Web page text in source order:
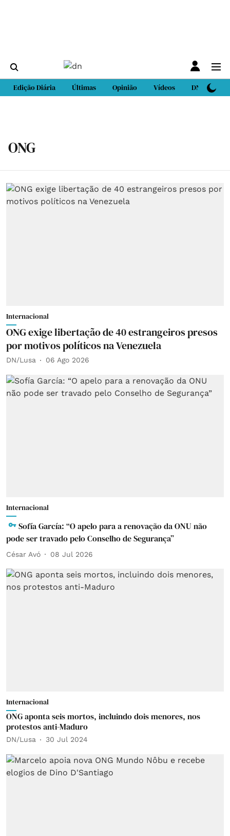
Edição Diária Últimas Opinião Vídeos DN Sport
ONG
Internacional
ONG exige libertação de 40 estrangeiros presos
por motivos políticos na Venezuela
DN/Lusa 06 Ago 2026
Internacional
Sofía García: “O apelo para a renovação da ONU não
pode ser travado pelo Conselho de Segurança”
César Avó 08 Jul 2026
Internacional
ONG aponta seis mortos, incluindo dois menores, nos
protestos anti-Maduro
DN/Lusa 30 Jul 2024